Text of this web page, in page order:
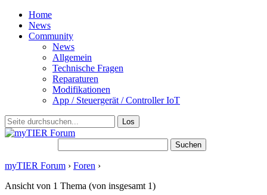
Home
News
Community
News
Allgemein
Technische Fragen
Reparaturen
Modifikationen
App / Steuergerät / Controller IoT
myTIER Forum › Foren ›
Ansicht von 1 Thema (von insgesamt 1)